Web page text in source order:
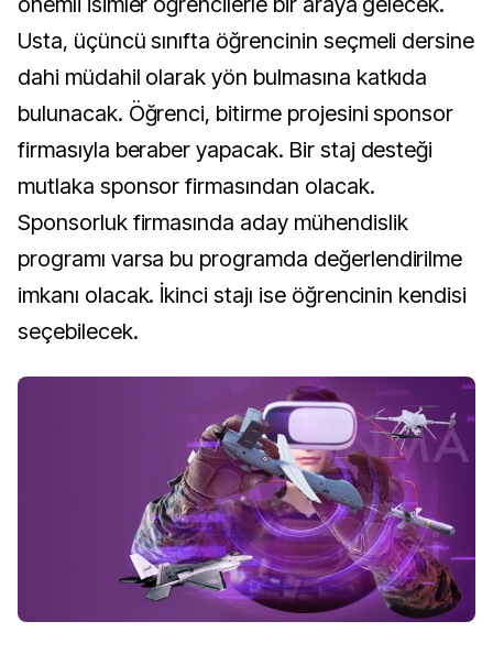
Usta, üçüncü sınıfta öğrencinin seçmeli dersine
dahi müdahil olarak yön bulmasına katkıda
bulunacak. Öğrenci, bitirme projesini sponsor
firmasıyla beraber yapacak. Bir staj desteği
mutlaka sponsor firmasından olacak.
Sponsorluk firmasında aday mühendislik
programı varsa bu programda değerlendirilme
imkanı olacak. İkinci stajı ise öğrencinin kendisi
seçebilecek.